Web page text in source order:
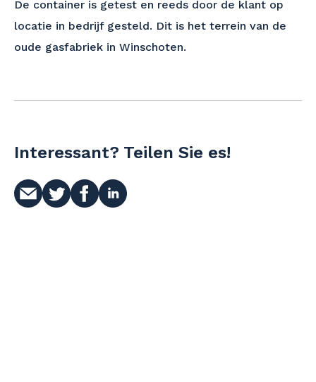
De container is getest en reeds door de klant op
locatie in bedrijf gesteld. Dit is het terrein van de
oude gasfabriek in Winschoten.
Interessant? Teilen Sie es!